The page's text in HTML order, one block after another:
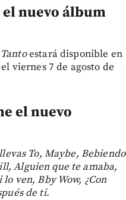
el nuevo álbum
estará disponible en
viernes 7 de agosto de
el nuevo
To, Maybe, Bebiendo
Alguien que te amaba,
ven, Bby Wow, ¿Con
de ti.